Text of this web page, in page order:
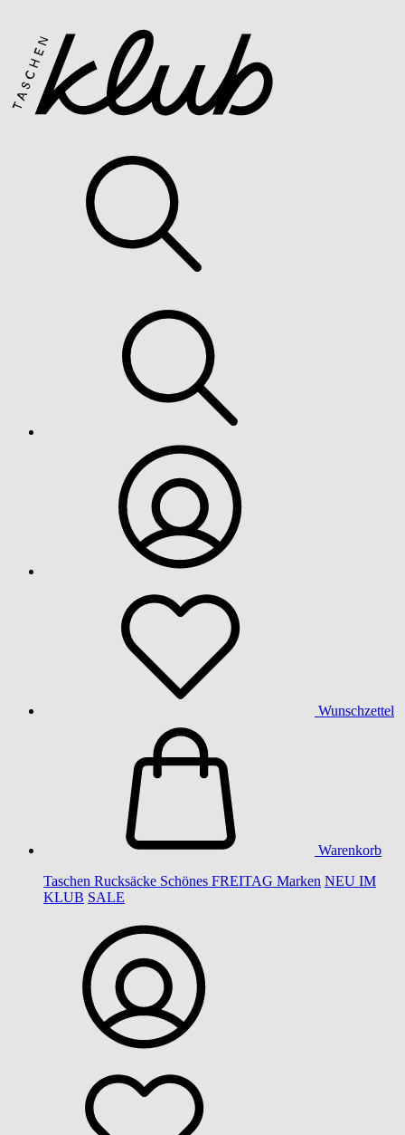
Wunschzettel
Warenkorb
Taschen Rucksäcke Schönes FREITAG Marken NEU IM
KLUB SALE